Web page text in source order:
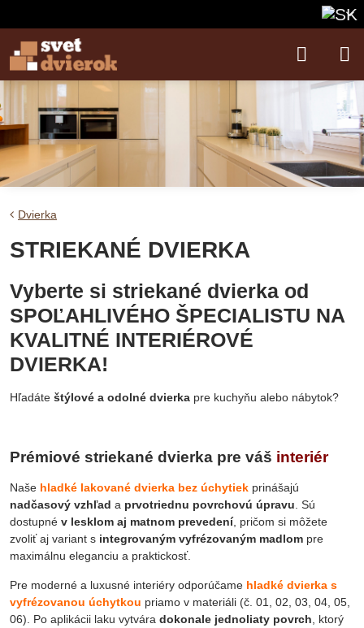
Dvierka
STRIEKANÉ DVIERKA
Vyberte si striekané dvierka od
SPOĽAHLIVÉHO ŠPECIALISTU NA
KVALITNÉ INTERIÉROVÉ
DVIERKA!
Hľadáte štýlové a odolné dvierka pre kuchyňu alebo nábytok?
Prémiové striekané dvierka pre váš interiér
Naše hladké lakované dvierka bez úchytiek prinášajú
nadčasový vzhľad a prvotriednu povrchovú úpravu . Sú
dostupné v lesklom aj matnom prevedení, pričom si môžete
zvoliť aj variant s integrovaným vyfrézovaným madlom pre
maximálnu eleganciu a praktickosť.
Pre moderné a luxusné interiéry odporúčame hladké dvierka s
vyfrézovanou úchytkou priamo v materiáli (č. 01, 02, 03, 04, 05,
06). Po aplikácii laku vytvára dokonale jednoliaty povrch , ktorý